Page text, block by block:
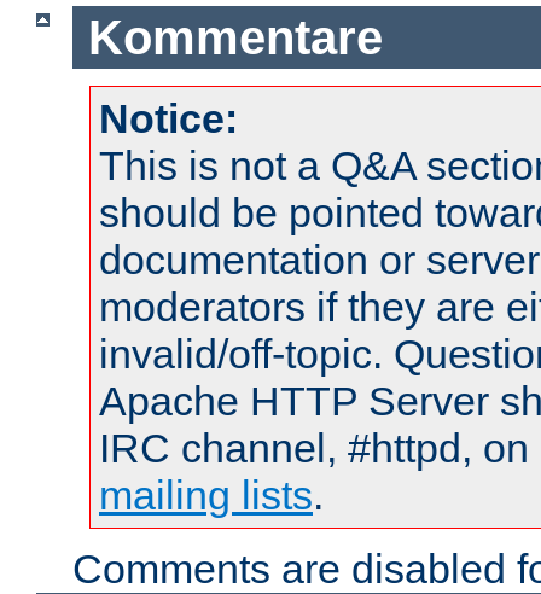
Kommentare
Notice:
This is not a Q&A
should be pointed
documentation or
moderators if they are
invalid/off-topic.
Apache HTTP Server
IRC channel, #httpd,
mailing lists.
Comments are disabled